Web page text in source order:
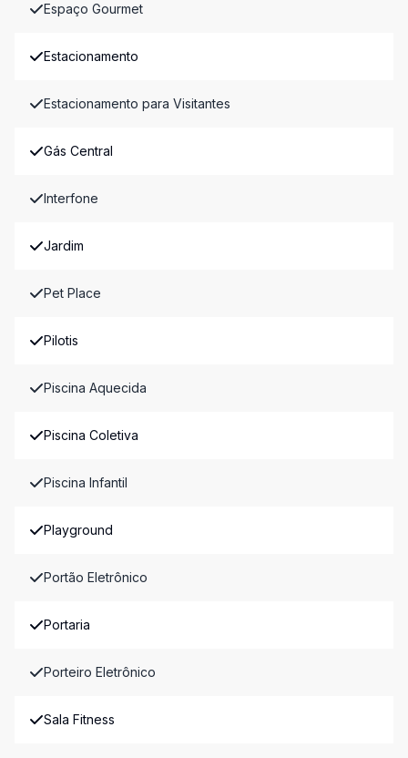
Espaço Gourmet
Estacionamento
Estacionamento para Visitantes
Gás Central
Interfone
Jardim
Pet Place
Pilotis
Piscina Aquecida
Piscina Coletiva
Piscina Infantil
Playground
Portão Eletrônico
Portaria
Porteiro Eletrônico
Sala Fitness